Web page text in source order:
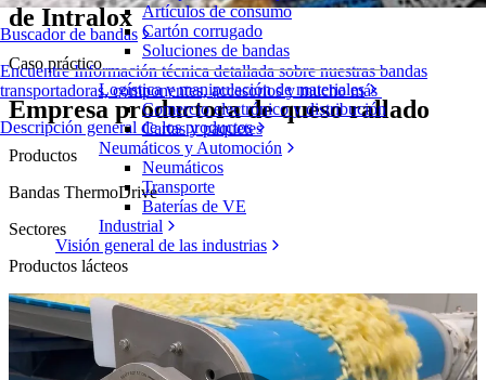
Buscador de bandas
Encuentre Información técnica detallada sobre nuestras bandas
transportadoras, componentes, accesorios y mucho más
Descripción general de los productos
Artículos de consumo
Cartón corrugado
Soluciones de bandas
Logística y manipulación de materiales
Comercio electrónico y distribución
Cartas y paquetes
Neumáticos y Automoción
Neumáticos
Transporte
Baterías de VE
Industrial
Visión general de las industrias
de Intralox
Caso práctico
Empresa productora de queso rallado
Productos
Bandas ThermoDrive
Sectores
Productos lácteos